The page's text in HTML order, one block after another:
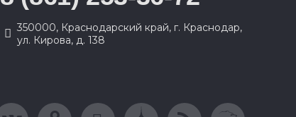
350000, Краснодарский край, г. Краснодар,
ул. Кирова, д. 138